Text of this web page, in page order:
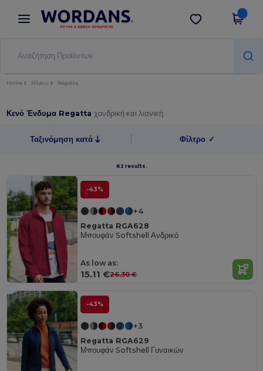
× Εφαρμογή Wordans
Καλύτερες τιμές στην εφαρμογή!
Λήψη app
Home Μάρκες Regatta
Κενό Ένδυμα Regattaχονδρική και λιανική
Ταξινόμηση κατά Φίλτρο ✓
62 results.
-43%
+4
Regatta RGA628
Μπουφάν Softshell Ανδρικό
As low as:
15.11 €26.30 €
-43%
+3
Regatta RGA629
Μπουφάν Softshell Γυναικών